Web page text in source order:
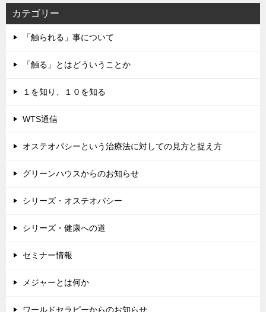
カテゴリー
「触られる」事について
「触る」とはどういうことか
１を知り、１０を知る
WTS通信
オステオパシーという治療法に対しての見方と捉え方
グリーンハウスからのお知らせ
シリーズ・オステオパシー
シリーズ・健康への道
セミナー情報
メジャーとは何か
ワールドセラピーからのお知らせ